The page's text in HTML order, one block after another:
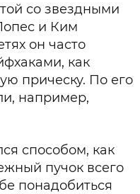
со звездными
и Ким
он часто
как
прическу. По его
например,
способом, как
пучок всего
понадобиться